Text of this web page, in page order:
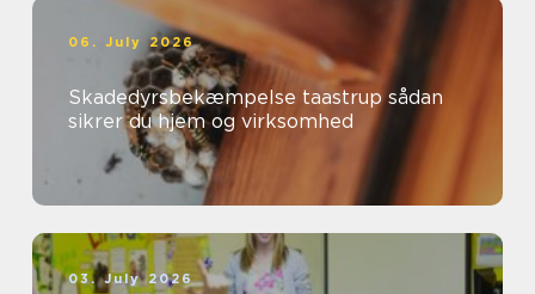
06. July 2026
Skadedyrsbekæmpelse taastrup sådan
sikrer du hjem og virksomhed
03. July 2026